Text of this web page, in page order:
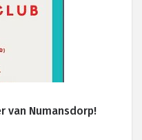
van Numansdorp!